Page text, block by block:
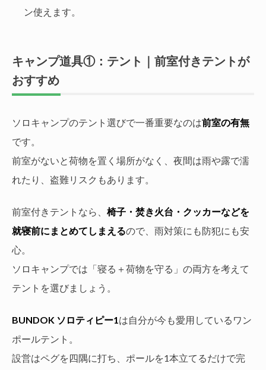
ン使えます。
キャンプ道具①：テント｜前室付きテントが
おすすめ
ソロキャンプのテント選びで一番重要なのは前室の有無
です。
前室がないと荷物を置く場所がなく、夜間は雨や露で濡
れたり、盗難リスクもあります。
前室付きテントなら、 椅子・焚き火台・クッカーなどを
就寝前にまとめてしまえるので、雨対策にも防犯にも安
心。
ソロキャンプでは「寝る＋荷物を守る」の両方を考えて
テントを選びましょう。
BUNDOK ソロティピー1 は自分が今も愛用しているワン
ポールテント。
設営はペグを四隅に打ち、ポールを1本立てるだけで完